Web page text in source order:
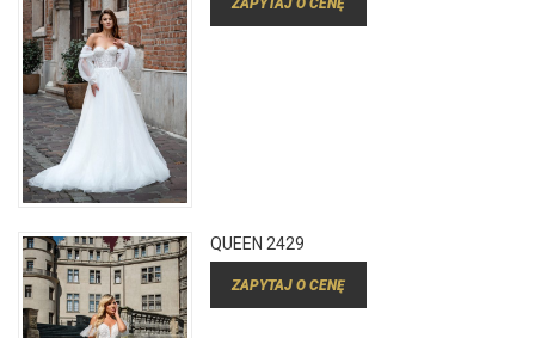
ZAPYTAJ O CENĘ
QUEEN 2429
ZAPYTAJ O CENĘ